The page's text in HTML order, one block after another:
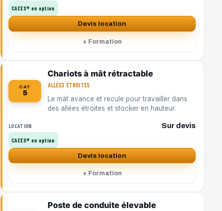
CACES® en option
Devis location
+ Formation
CAT
5
Chariots à mât rétractable
ALLÉES ÉTROITES
Le mât avance et recule pour travailler dans
des allées étroites et stocker en hauteur.
LOCATION Sur devis
CACES® en option
Devis location
+ Formation
Poste de conduite élevable